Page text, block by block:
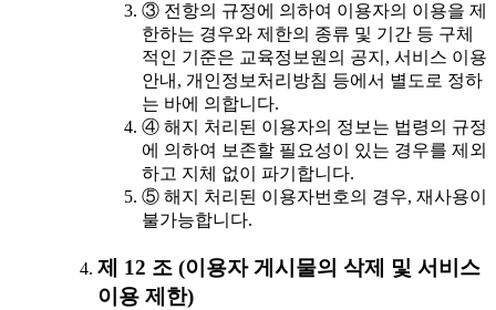
③ 전항의 규정에 의하여 이용자의 이용을 제
한하는 경우와 제한의 종류 및 기간 등 구체
적인 기준은 교육정보원의 공지, 서비스 이용
안내, 개인정보처리방침 등에서 별도로 정하
는 바에 의합니다.
④ 해지 처리된 이용자의 정보는 법령의 규정
에 의하여 보존할 필요성이 있는 경우를 제외
하고 지체 없이 파기합니다.
⑤ 해지 처리된 이용자번호의 경우, 재사용이
불가능합니다.
제 12 조 (이용자 게시물의 삭제 및 서비스
이용 제한)